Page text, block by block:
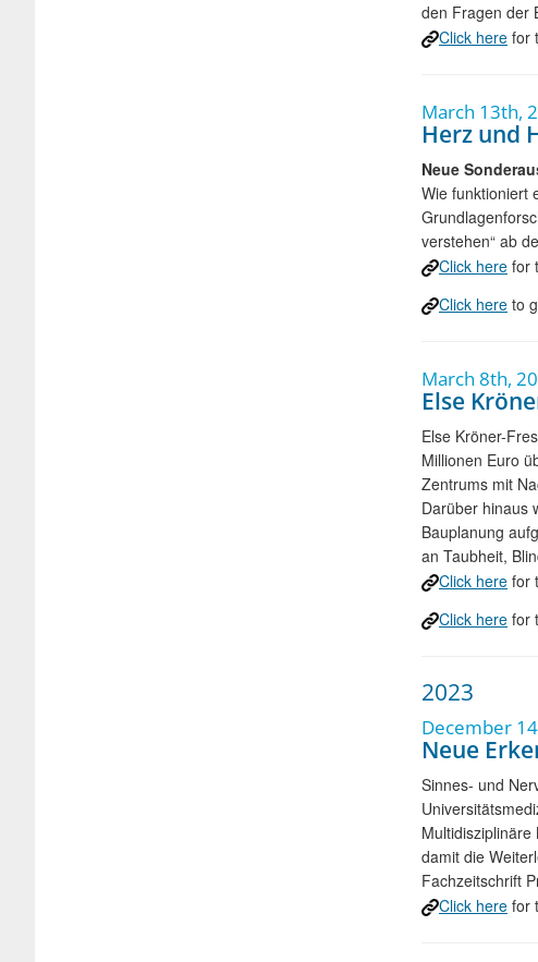
den Fragen der
Click here for
March 13th,
Herz und
Neue
Wie funktioniert
verstehen“ ab
Click here for
Click here to
March 8th,
Else
Else Kröner-
Millionen Euro
Zentrums mit
Darüber hinaus
Bauplanung
an Taubheit,
Click here for
Click here for
2023
December
Neue
Sinnes- und
damit die
Fachzeitschrift
Click here for